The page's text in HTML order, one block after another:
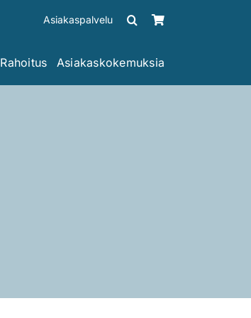
Asiakaspalvelu
Rahoitus Asiakaskokemuksia